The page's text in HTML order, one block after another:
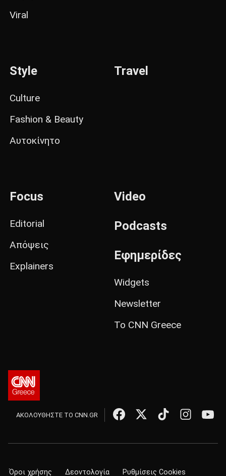
Viral
Style
Culture
Fashion & Beauty
Αυτοκίνητο
Travel
Focus
Editorial
Απόψεις
Explainers
Video
Podcasts
Εφημερίδες
Widgets
Newsletter
Το CNN Greece
ΑΚΟΛΟΥΘΗΣΤΕ ΤΟ CNN.GR
Όροι χρήσης Δεοντολογία Ρυθμίσεις Cookies